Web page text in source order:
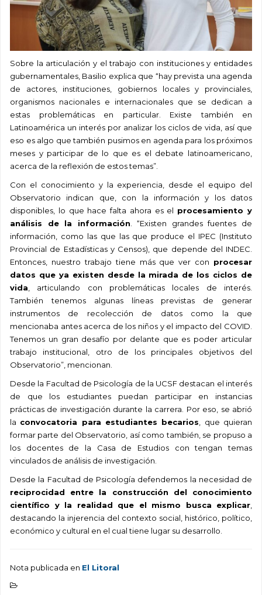
Sobre la articulación y el trabajo con instituciones y entidades
gubernamentales, Basilio explica que “hay prevista una agenda
de actores, instituciones, gobiernos locales y provinciales,
organismos nacionales e internacionales que se dedican a
estas problemáticas en particular. Existe también en
Latinoamérica un interés por analizar los ciclos de vida, así que
eso es algo que también pusimos en agenda para los próximos
meses y participar de lo que es el debate latinoamericano,
acerca de la reflexión de estos temas”.
Con el conocimiento y la experiencia, desde el equipo del
Observatorio indican que, con la información y los datos
disponibles, lo que hace falta ahora es el procesamiento y
análisis de la información . “Existen grandes fuentes de
información, como las que las que produce el IPEC (Instituto
Provincial de Estadísticas y Censos), que depende del INDEC.
Entonces, nuestro trabajo tiene más que ver con procesar
datos que ya existen desde la mirada de los ciclos de
vida , articulando con problemáticas locales de interés.
También tenemos algunas líneas previstas de generar
instrumentos de recolección de datos como la que
mencionaba antes acerca de los niños y el impacto del COVID.
Tenemos un gran desafío por delante que es poder articular
trabajo institucional, otro de los principales objetivos del
Observatorio”, mencionan.
Desde la Facultad de Psicología de la UCSF destacan el interés
de que los estudiantes puedan participar en instancias
prácticas de investigación durante la carrera. Por eso, se abrió
la convocatoria para estudiantes becarios , que quieran
formar parte del Observatorio, así como también, se propuso a
los docentes de la Casa de Estudios con tengan temas
vinculados de análisis de investigación.
Desde la Facultad de Psicología defendemos la necesidad de
reciprocidad entre la construcción del conocimiento
científico y la realidad que el mismo busca explicar
destacando la injerencia del contexto social, histórico, político,
económico y cultural en el cual tiene lugar su desarrollo.
Nota publicada en El Litoral